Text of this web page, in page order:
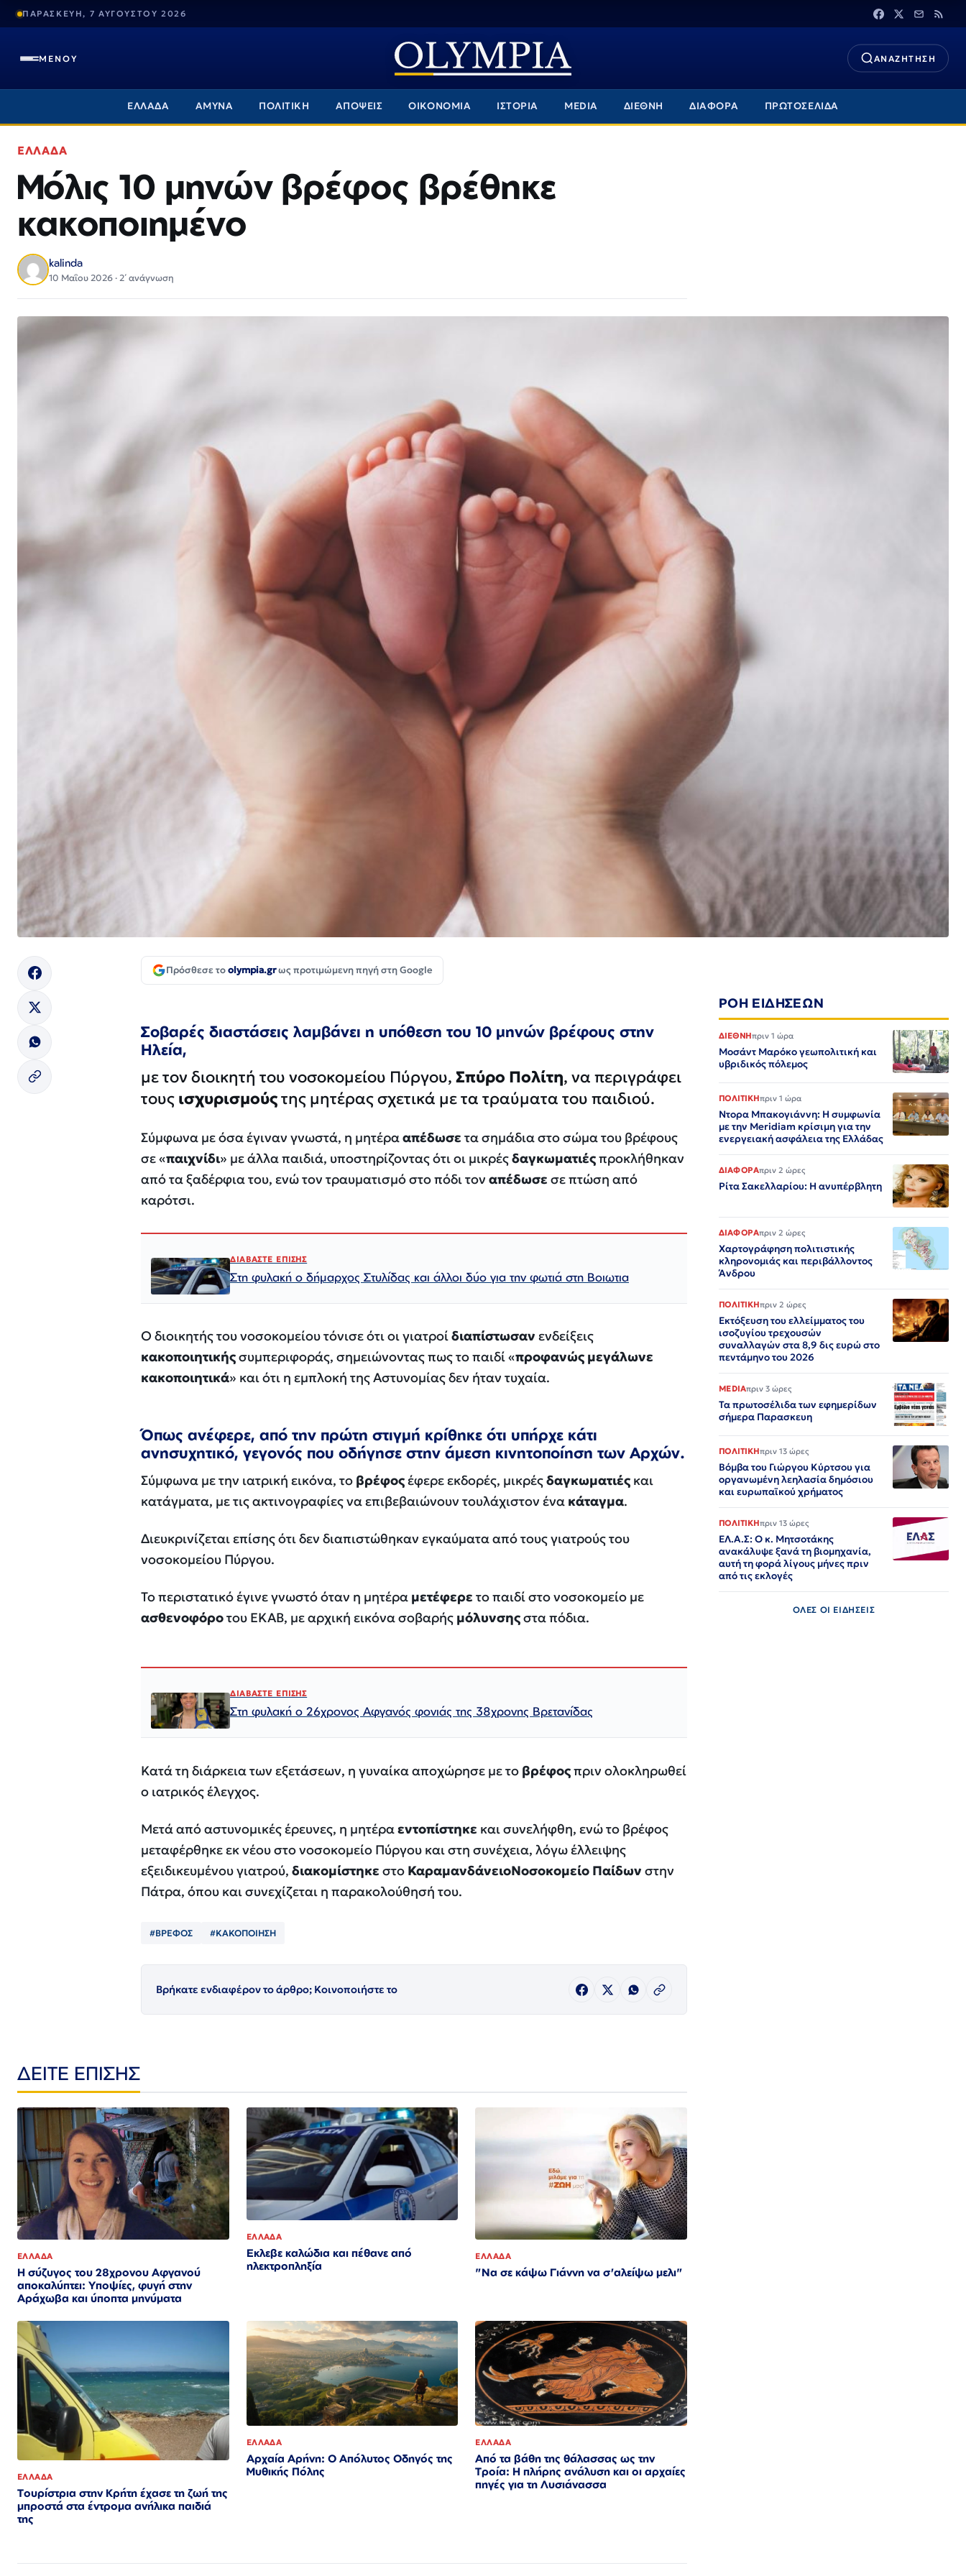
ΠΑΡΑΣΚΕΥΗ, 7 ΑΥΓΟΥΣΤΟΥ 2026
ΜΕΝΟΥ ΑΝΑΖΗΤΗΣΗ
ΕΛΛΑΔΑ ΑΜΥΝΑ ΠΟΛΙΤΙΚΗ ΑΠΟΨΕΙΣ ΟΙΚΟΝΟΜΙΑ ΙΣΤΟΡΙΑ MEDIA ΔΙΕΘΝΗ ΔΙΑΦΟΡΑ ΠΡΩΤΟΣΕΛΙΔΑ
ΕΛΛΑΔΑ
Μόλις 10 μηνών βρέφος βρέθηκε
κακοποιημένο
kalinda
10 Μαΐου 2026 · 2΄ ανάγνωση
Πρόσθεσε τοolympia.grως προτιμώμενη πηγή στη Google
Σοβαρές διαστάσεις λαμβάνει η υπόθεση του 10 μηνών βρέφους στην
Ηλεία,
με τον διοικητή του νοσοκομείου Πύργου, Σπύρο Πολίτη, να περιγράφει
τους ισχυρισμούςτης μητέρας σχετικά με τα τραύματα του παιδιού.
Σύμφωνα με όσα έγιναν γνωστά, η μητέρααπέδωσε τα σημάδια στο σώμα του βρέφους
σε «παιχνίδι» με άλλα παιδιά, υποστηρίζοντας ότι οι μικρέςδαγκωματιέςπροκλήθηκαν
από τα ξαδέρφια του, ενώ τον τραυματισμό στο πόδι τον απέδωσε σε πτώση από
καρότσι.
ΔΙΑΒΑΣΤΕ ΕΠΙΣΗΣ
Στη φυλακή ο δήμαρχος Στυλίδας και άλλοι δύο για την φωτιά στη Βοιωτια
Ο διοικητής του νοσοκομείου τόνισε ότι οι γιατροίδιαπίστωσαν ενδείξεις
κακοποιητικήςσυμπεριφοράς, σημειώνοντας πως το παιδί «προφανώς μεγάλωνε
κακοποιητικά» και ότι η εμπλοκή της Αστυνομίας δεν ήταν τυχαία.
Όπως ανέφερε, από την πρώτη στιγμή κρίθηκε ότι υπήρχε κάτι
ανησυχητικό, γεγονός που οδήγησε στην άμεση κινητοποίηση των Αρχών.
Σύμφωνα με την ιατρική εικόνα, το βρέφοςέφερε εκδορές, μικρέςδαγκωματιές και
κατάγματα, με τις ακτινογραφίες να επιβεβαιώνουν τουλάχιστον ένα κάταγμα.
Διευκρινίζεται επίσης ότι δεν διαπιστώθηκαν εγκαύματα από τους γιατρούς του
νοσοκομείου Πύργου.
Το περιστατικό έγινε γνωστό όταν η μητέρα μετέφερε το παιδί στο νοσοκομείο με
ασθενοφόροτου ΕΚΑΒ, με αρχική εικόνα σοβαρής μόλυνσηςστα πόδια.
ΔΙΑΒΑΣΤΕ ΕΠΙΣΗΣ
Στη φυλακή ο 26χρονος Αφγανός φονιάς της 38χρονης Βρετανίδας
Κατά τη διάρκεια των εξετάσεων, η γυναίκα αποχώρησε με το βρέφοςπριν ολοκληρωθεί
ο ιατρικός έλεγχος.
Μετά από αστυνομικές έρευνες, η μητέραεντοπίστηκε και συνελήφθη, ενώ το βρέφος
μεταφέρθηκε εκ νέου στο νοσοκομείο Πύργου και στη συνέχεια, λόγω έλλειψης
εξειδικευμένου γιατρού, διακομίστηκε στο ΚαραμανδάνειοΝοσοκομείο Παίδων στην
Πάτρα, όπου και συνεχίζεται η παρακολούθησή του.
#ΒΡΕΦΟΣ #ΚΑΚΟΠΟΙΗΣΗ
Βρήκατε ενδιαφέρον το άρθρο; Κοινοποιήστε το
ΔΕΙΤΕ ΕΠΙΣΗΣ
ΕΛΛΑΔΑ
Η σύζυγος του 28χρονου Αφγανού
αποκαλύπτει: Υποψίες, φυγή στην
Αράχωβα και ύποπτα μηνύματα
ΕΛΛΑΔΑ
Εκλεβε καλώδια και πέθανε από
ηλεκτροπληξία
ΕΛΛΑΔΑ
"Να σε κάψω Γιάννη να σ'αλείψω μελι"
ΕΛΛΑΔΑ
Τουρίστρια στην Κρήτη έχασε τη ζωή της
μπροστά στα έντρομα ανήλικα παιδιά
της
ΕΛΛΑΔΑ
Αρχαία Αρήνη: Ο Απόλυτος Οδηγός της
Μυθικής Πόλης
ΕΛΛΑΔΑ
Από τα βάθη της θάλασσας ως την
Τροία: Η πλήρης ανάλυση και οι αρχαίες
πηγές για τη Λυσιάνασσα
ΡΟΗ ΕΙΔΗΣΕΩΝ
ΔΙΕΘΝΗπριν 1 ώρα
Μοσάντ Μαρόκο γεωπολιτική και
υβριδικός πόλεμος
ΠΟΛΙΤΙΚΗπριν 1 ώρα
Ντορα Μπακογιάννη: Η συμφωνία
με την Meridiam κρίσιμη για την
ενεργειακή ασφάλεια της Ελλάδας
ΔΙΑΦΟΡΑπριν 2 ώρες
Ρίτα Σακελλαρίου: Η ανυπέρβλητη
ΔΙΑΦΟΡΑπριν 2 ώρες
Χαρτογράφηση πολιτιστικής
κληρονομιάς και περιβάλλοντος
Άνδρου
ΠΟΛΙΤΙΚΗπριν 2 ώρες
Εκτόξευση του ελλείμματος του
ισοζυγίου τρεχουσών
συναλλαγών στα 8,9 δις ευρώ στο
πεντάμηνο του 2026
MEDIAπριν 3 ώρες
Τα πρωτοσέλιδα των εφημερίδων
σήμερα Παρασκευη
ΠΟΛΙΤΙΚΗπριν 13 ώρες
Βόμβα του Γιώργου Κύρτσου για
οργανωμένη λεηλασία δημόσιου
και ευρωπαϊκού χρήματος
ΠΟΛΙΤΙΚΗπριν 13 ώρες
ΕΛ.Α.Σ: Ο κ. Μητσοτάκης
ανακάλυψε ξανά τη βιομηχανία,
αυτή τη φορά λίγους μήνες πριν
από τις εκλογές
ΟΛΕΣ ΟΙ ΕΙΔΗΣΕΙΣ